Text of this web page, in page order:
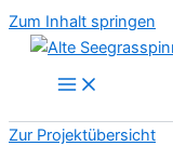
Zum Inhalt springen
Zur Projektübersicht